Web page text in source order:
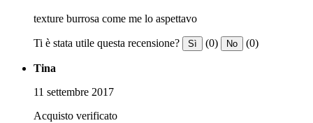
texture burrosa come me lo aspettavo
Ti è stata utile questa recensione? Sì (0) No (0)
Tina
11 settembre 2017
Acquisto verificato